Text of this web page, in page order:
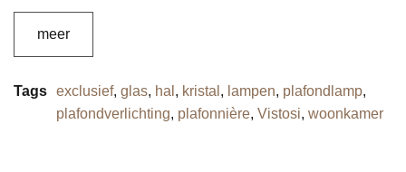
meer
Tags exclusief, glas, hal , kristal , lampen, plafondlamp,
plafondverlichting, plafonnière, Vistosi, woonkamer